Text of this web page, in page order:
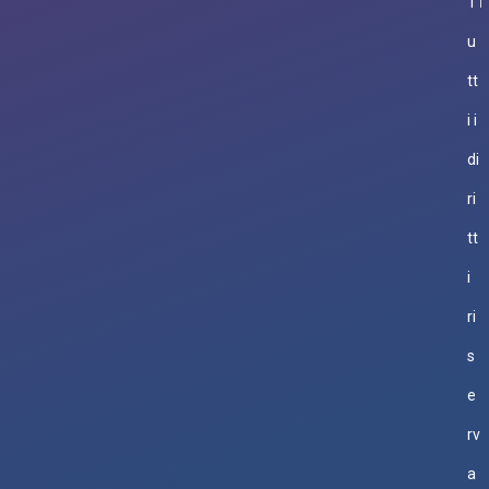
u
tt
i i
di
ri
tt
i
ri
s
e
rv
a